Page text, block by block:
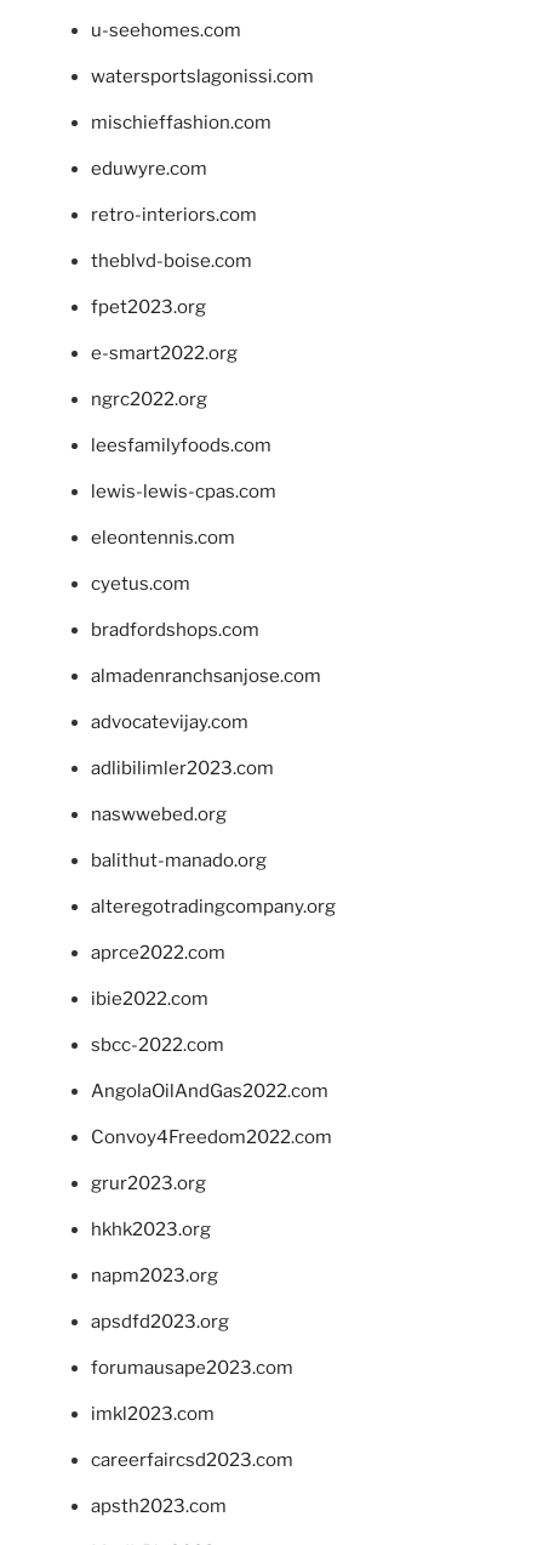
u-seehomes.com
watersportslagonissi.com
mischieffashion.com
eduwyre.com
retro-interiors.com
theblvd-boise.com
fpet2023.org
e-smart2022.org
ngrc2022.org
leesfamilyfoods.com
lewis-lewis-cpas.com
eleontennis.com
cyetus.com
bradfordshops.com
almadenranchsanjose.com
advocatevijay.com
adlibilimler2023.com
naswwebed.org
balithut-manado.org
alteregotradingcompany.org
aprce2022.com
ibie2022.com
sbcc-2022.com
AngolaOilAndGas2022.com
Convoy4Freedom2022.com
grur2023.org
hkhk2023.org
napm2023.org
apsdfd2023.org
forumausape2023.com
imkl2023.com
careerfaircsd2023.com
apsth2023.com